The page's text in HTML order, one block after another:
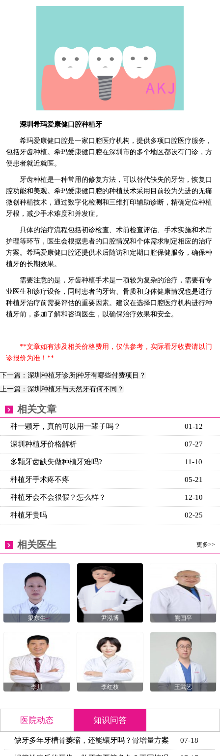
深圳希玛爱康健口腔种植牙
希玛爱康健口腔是一家口腔医疗机构，提供多项口腔医疗服务，
包括牙齿种植。希玛爱康健口腔在深圳市的多个地区都设有门诊，方
便患者就近就医。
牙齿种植是一种常用的修复方法，可以替代缺失的牙齿，恢复口
腔功能和美观。希玛爱康健口腔的种植技术采用目前较为先进的无痛
微创种植技术，通过数字化检测和三维打印辅助诊断，精确定位种植
牙根，减少手术难度和并发症。
具体的治疗流程包括初诊检查、术前检查评估、手术实施和术后
护理等环节，医生会根据患者的口腔情况和个体需求制定相应的治疗
方案。希玛爱康健口腔还提供术后随访和定期口腔保健服务，确保种
植牙的长期效果。
需要注意的是，牙齿种植手术是一项较为复杂的治疗，需要有专
业医生和诊疗设备，同时患者的牙齿、骨质和身体健康情况也是进行
种植牙治疗前需要评估的重要因素。建议在选择口腔医疗机构进行种
植牙前，多加了解和咨询医生，以确保治疗效果和安全。
**文章如有涉及相关价格费用，仅供参考，实际看牙收费请以门
诊报价为准！**
下一篇：深圳种植牙诊所|种牙有哪些付费项目？
上一篇：深圳种植牙与天然牙有何不同？
相关文章
01-12
种一颗牙，真的可以用一辈子吗？
07-27
深圳种植牙价格解析
11-10
多颗牙齿缺失做种植牙难吗?
05-21
种植牙手术疼不疼
12-10
种植牙会不会很假？怎么样？
02-25
种植牙贵吗
更多>>
相关医生
梁东生 尹泓博 熊国平
李川 李红枝 王武艺
医院动态 知识问答
缺牙多年牙槽骨萎缩，还能镶牙吗？骨增量方案 07-18